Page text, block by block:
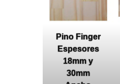
Pino Finger
Espesores
18mm y
30mm